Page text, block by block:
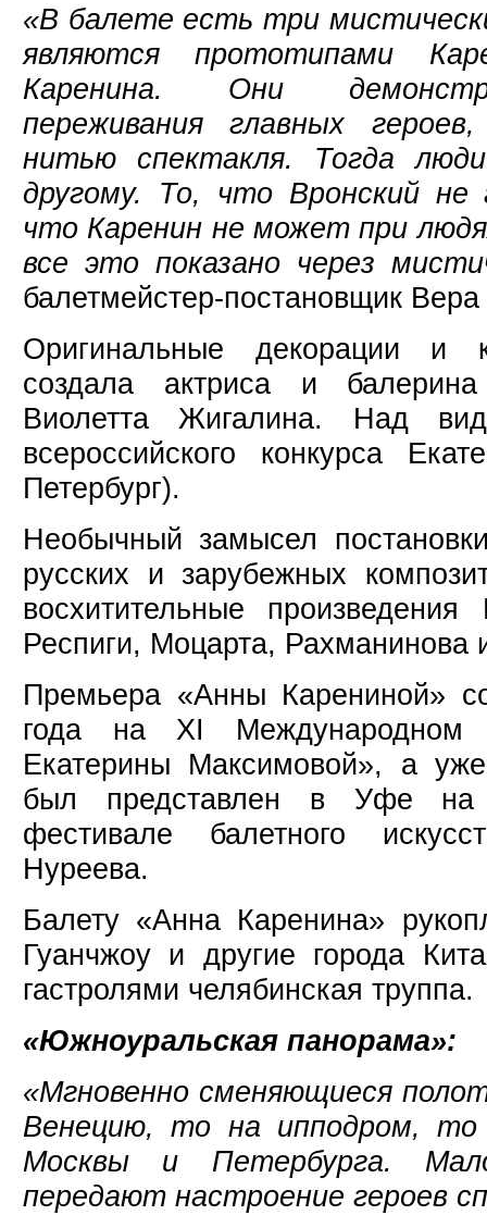
«В балете есть три
являются прототипами
Каренина. Они
переживания главных
нитью спектакля. Тогда
другому. То, что Вронский
что Каренин не может при
все это показано через
балетмейстер-постановщик
Оригинальные декорации и
создала актриса и
Виолетта Жигалина. Над
всероссийского конкурса
Петербург).
Необычный замысел
русских и зарубежных
восхитительные
Респиги, Моцарта, Рахманинова
Премьера «Анны Карениной»
года на XI Международном
Екатерины Максимовой», а
был представлен в Уфе на
фестивале балетного
Нуреева.
Балету «Анна Каренина»
Гуанчжоу и другие города
гастролями челябинская труппа.
«Южноуральская панорама»:
«Мгновенно сменяющиеся
Венецию, то на ипподром, то
Москвы и Петербурга.
передают настроение героев